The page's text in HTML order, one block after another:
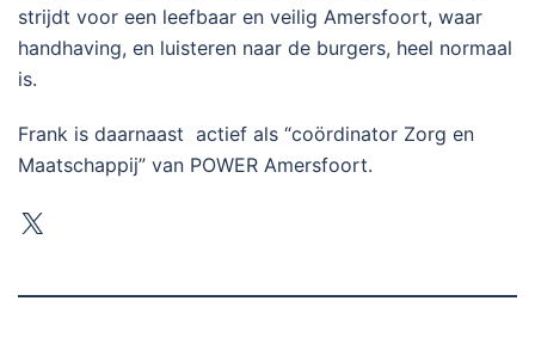
strijdt voor een leefbaar en veilig Amersfoort, waar
handhaving, en luisteren naar de burgers, heel normaal
is.
Frank is daarnaast actief als “coördinator Zorg en
Maatschappij” van POWER Amersfoort.
X